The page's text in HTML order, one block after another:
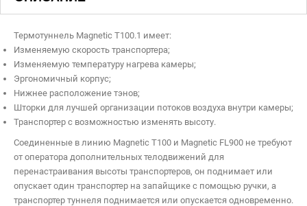
Имя:
Почта:
Я согласен на обработку персональных данных
Отменить
Термотуннель Magnetic Т100.1 имеет:
Изменяемую скорость транспортера;
Изменяемую температуру нагрева камеры;
Эргономичный корпус;
Нижнее расположение тэнов;
Шторки для лучшей организации потоков воздуха внутри камеры;
Транспортер с возможностью изменять высоту.
Соединенные в линию Magnetic Т100 и Magnetic FL900 не требуют
от оператора дополнительных телодвижений для
перенастраивания высоты транспортеров, он поднимает или
опускает один транспортер на запайщике с помощью ручки, а
транспортер туннеля поднимается или опускается одновременно.